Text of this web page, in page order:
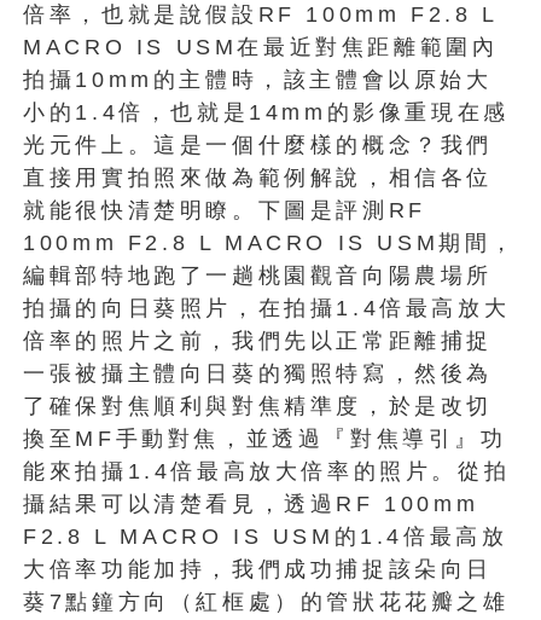
倍率，也就是說假設RF 100mm F2.8 L
MACRO IS USM在最近對焦距離範圍內
拍攝10mm的主體時，該主體會以原始大
小的1.4倍，也就是14mm的影像重現在感
光元件上。這是一個什麼樣的概念？我們
直接用實拍照來做為範例解說，相信各位
就能很快清楚明瞭。下圖是評測RF
100mm F2.8 L MACRO IS USM期間，
編輯部特地跑了一趟桃園觀音向陽農場所
拍攝的向日葵照片，在拍攝1.4倍最高放大
倍率的照片之前，我們先以正常距離捕捉
一張被攝主體向日葵的獨照特寫，然後為
了確保對焦順利與對焦精準度，於是改切
換至MF手動對焦，並透過『對焦導引』功
能來拍攝1.4倍最高放大倍率的照片。從拍
攝結果可以清楚看見，透過RF 100mm
F2.8 L MACRO IS USM的1.4倍最高放
大倍率功能加持，我們成功捕捉該朵向日
葵7點鐘方向（紅框處）的管狀花花瓣之雄